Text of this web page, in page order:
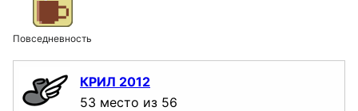
Повседневность
КРИЛ 2012
53 место из 56